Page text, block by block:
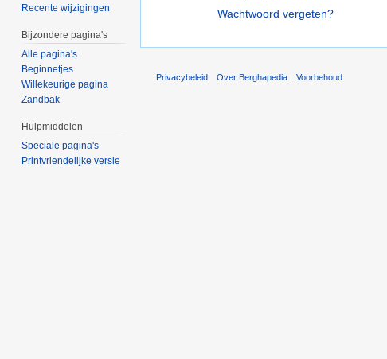
Wachtwoord vergeten?
Recente wijzigingen
Bijzondere pagina's
Alle pagina's
Beginnetjes
Willekeurige pagina
Zandbak
Hulpmiddelen
Speciale pagina's
Printvriendelijke versie
Privacybeleid Over Berghapedia Voorbehoud